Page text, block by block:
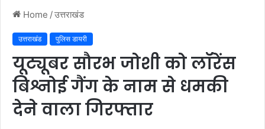
Home /उत्तराखंड
उत्तराखंड पुलिस डायरी
यूट्यूबर सौरभ जोशी को लॉरेंस
बिश्नोई गैंग के नाम से धमकी
देने वाला गिरफ्तार